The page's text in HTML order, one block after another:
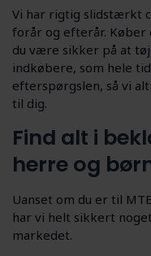
Vi har rigtig slidstærkt
forår og efterår. Køber
du være sikker på at
indkøbere, som hele
efterspørgslen, så vi
til dig.
Find alt i
herre og
Uanset om du er til
har vi helt sikkert
markedet.